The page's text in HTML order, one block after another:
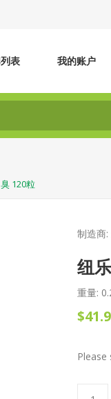
表 我的账户
120粒
制造商:
纽
重量: